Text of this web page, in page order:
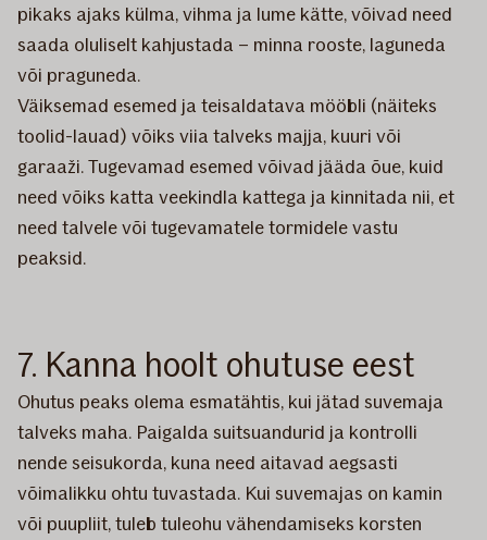
pikaks ajaks külma, vihma ja lume kätte, võivad need
saada oluliselt kahjustada – minna rooste, laguneda
või praguneda.
Väiksemad esemed ja teisaldatava mööbli (näiteks
toolid-lauad) võiks viia talveks majja, kuuri või
garaaži. Tugevamad esemed võivad jääda õue, kuid
need võiks katta veekindla kattega ja kinnitada nii, et
need talvele või tugevamatele tormidele vastu
peaksid.
7. Kanna hoolt ohutuse eest
Ohutus peaks olema esmatähtis, kui jätad suvemaja
talveks maha. Paigalda suitsuandurid ja kontrolli
nende seisukorda, kuna need aitavad aegsasti
võimalikku ohtu tuvastada. Kui suvemajas on kamin
või puupliit, tuleb tuleohu vähendamiseks korsten